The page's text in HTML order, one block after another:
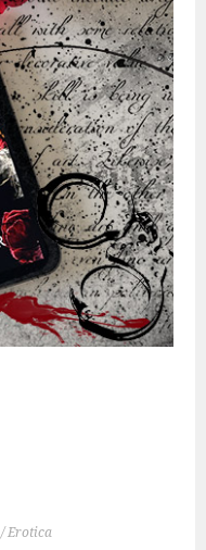
Erotica